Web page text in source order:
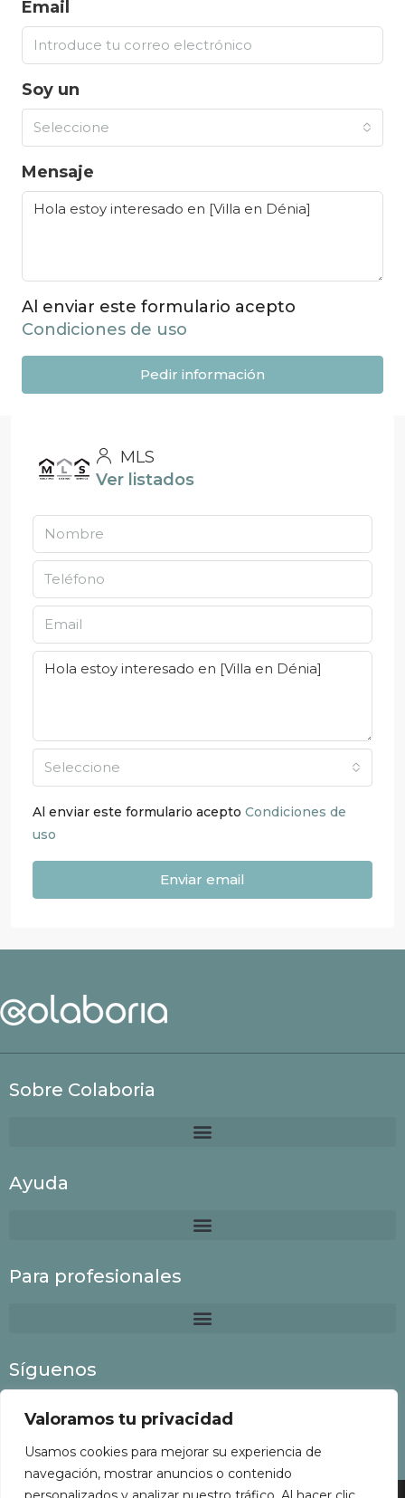
Valoramos tu privacidad
Usamos cookies para mejorar su experiencia de
navegación, mostrar anuncios o contenido
Email
Soy un
Seleccione
Mensaje
Al enviar este formulario acepto
Condiciones de uso
Pedir información
MLS
Ver listados
Seleccione
Al enviar este formulario acepto Condiciones de
uso
Enviar email
Sobre Colaboria
Ayuda
Para profesionales
Síguenos